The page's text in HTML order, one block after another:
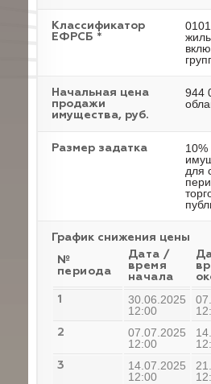
Классификатор
ЕФРСБ *
Начальная цена
продажи
имущества, руб.
944
Размер задатка
для
График снижения цены
№
периода
Дата /
время
начала
1
30.06.2025
12:00
2
07.07.2025
12:00
3
14.07.2025
12:00